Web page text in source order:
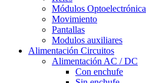
Módulos Optoelectrónica
Movimiento
Pantallas
Modulos auxiliares
Alimentación Circuitos
Alimentación AC / DC
Con enchufe